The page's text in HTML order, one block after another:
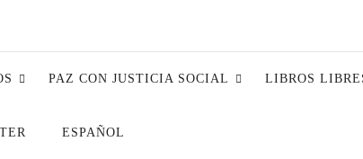
PAZ CON JUSTICIA SOCIAL LIBROS
ESPAÑOL